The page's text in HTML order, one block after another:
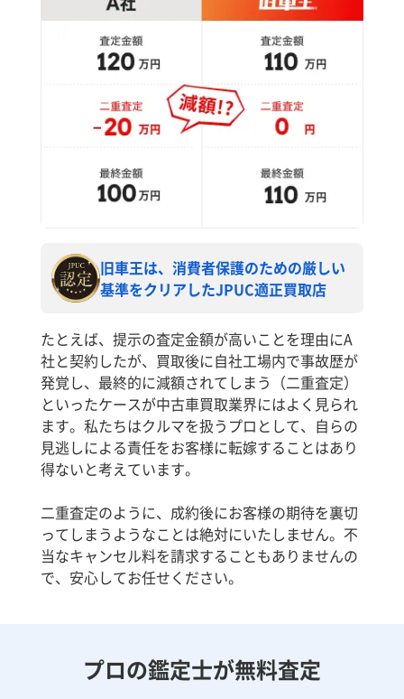
旧車王は、消費者保護のための厳しい
基準をクリアしたJPUC適正買取店
たとえば、提示の査定金額が高いことを理由にA
社と契約したが、買取後に自社工場内で事故歴が
発覚し、最終的に減額されてしまう（二重査定）
といったケースが中古車買取業界にはよく見られ
ます。私たちはクルマを扱うプロとして、自らの
見逃しによる責任をお客様に転嫁することはあり
得ないと考えています。
二重査定のように、成約後にお客様の期待を裏切
ってしまうようなことは絶対にいたしません。不
当なキャンセル料を請求することもありませんの
で、安心してお任せください。
プロの鑑定士が無料査定